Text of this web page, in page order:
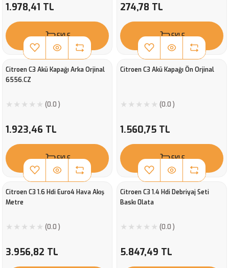
1.978,41 TL
EKLE
274,78 TL
EKLE
Citroen C3 Akü Kapağı Arka Orjinal
6556.CZ
(0.0 )
1.923,46 TL
EKLE
Citroen C3 Akü Kapağı Ön Orjinal
(0.0 )
1.560,75 TL
EKLE
Citroen C3 1.6 Hdi Euro4 Hava Akış
Metre
(0.0 )
3.956,82 TL
Citroen C3 1.4 Hdi Debriyaj Seti
Baskı 0lata
(0.0 )
5.847,49 TL